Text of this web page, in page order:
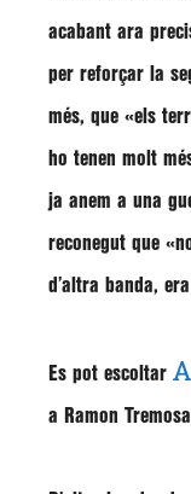
acabant ara
per reforçar la
més, que «els
ho tenen molt
ja anem a una
reconegut que
d’altra banda,
Es pot escoltar
a Ramon